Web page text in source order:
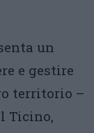
un
e gestire
territorio –
Ticino,